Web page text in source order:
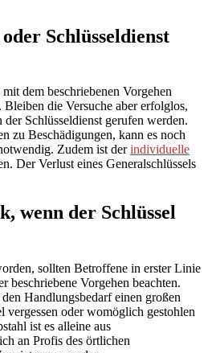
Schlüsseldienst
dem beschriebenen Vorgehen
Bleiben die Versuche aber erfolglos,
Schlüsseldienst gerufen werden.
zu Beschädigungen, kann es noch
Zudem ist derindividuelle
Der Verlust eines Generalschlüssels
wenn der Schlüssel
sollten Betroffene in erster Linie
beschriebene Vorgehen beachten.
Handlungsbedarf einen großen
vergessen oder womöglich gestohlen
ist es alleine aus
an Profis des örtlichen